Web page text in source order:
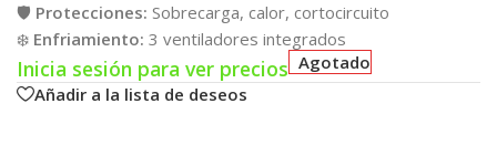
🛡️ Protecciones: Sobrecarga, calor, cortocircuito
❄️ Enfriamiento: 3 ventiladores integrados
Inicia sesión para ver precios Agotado
Añadir a la lista de deseos